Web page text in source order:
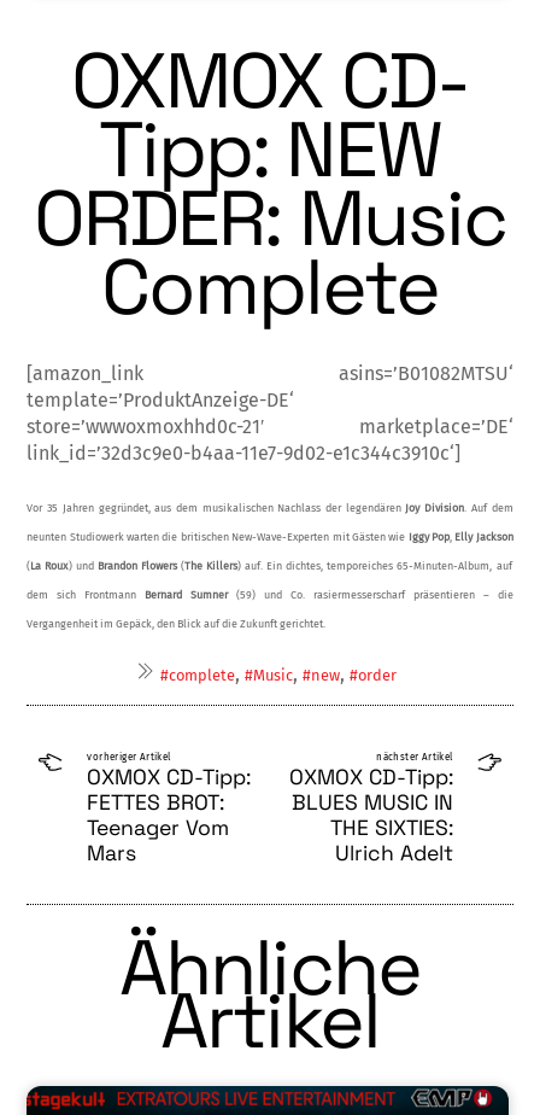
OXMOX CD-
Tipp: NEW
ORDER: Music
Complete
[amazon_link asins=’B01082MTSU‘
template=’ProduktAnzeige-DE‘
store=’wwwoxmoxhhd0c-21′ marketplace=’DE‘
link_id=’32d3c9e0-b4aa-11e7-9d02-e1c344c3910c‘]
Vor 35 Jahren gegründet, aus dem musikali­schen Nachlass der legendären Joy Division . Auf dem
neunten Studiowerk warten die briti­schen New-Wave-Experten mit Gästen wie Iggy Pop, Elly Jackson
( La Roux) und Brandon Flowers (The Killers) auf. Ein dichtes, temporeiches 65-Minuten-Album, auf
dem sich Frontmann Bernard Sumner(59) und Co. rasiermesserscharf präsentieren – die
Vergangenheit im Gepäck, den Blick auf die Zukunft gerichtet.
#complete, #Music, #new, #order
vorheriger Artikel
OXMOX CD-Tipp:
FETTES BROT:
Teenager Vom
Mars
nächster Artikel
OXMOX CD-Tipp:
BLUES MUSIC IN
THE SIXTIES:
Ulrich Adelt
Ähnliche
Artikel